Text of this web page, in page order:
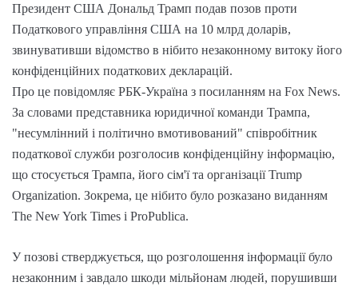
Президент США Дональд Трамп подав позов проти
Податкового управління США на 10 млрд доларів,
звинувативши відомство в нібито незаконному витоку його
конфіденційних податкових декларацій.
Про це повідомляє РБК-Україна з посиланням на Fox News.
За словами представника юридичної команди Трампа,
"несумлінний і політично вмотивований" співробітник
податкової служби розголосив конфіденційну інформацію,
що стосується Трампа, його сім'ї та організації Trump
Organization. Зокрема, це нібито було розказано виданням
The New York Times і ProPublica.
У позові стверджується, що розголошення інформації було
незаконним і завдало шкоди мільйонам людей, порушивши